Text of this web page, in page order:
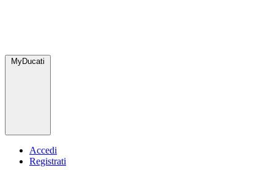
MyDucati
Accedi
Registrati